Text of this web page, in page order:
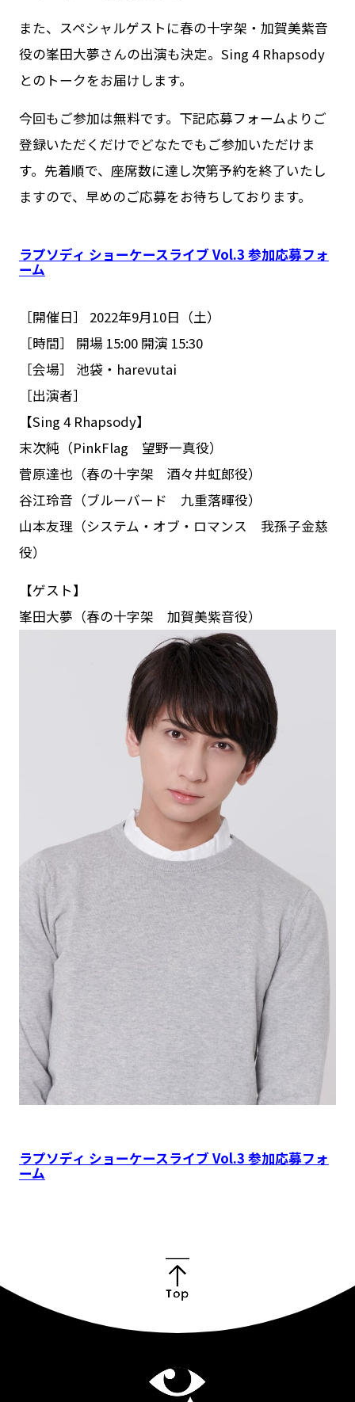
また、スペシャルゲストに春の十字架・加賀美紫音
役の峯田大夢さんの出演も決定。Sing 4 Rhapsody
とのトークをお届けします。
今回もご参加は無料です。下記応募フォームよりご
登録いただくだけでどなたでもご参加いただけま
す。先着順で、座席数に達し次第予約を終了いたし
ますので、早めのご応募をお待ちしております。
ラプソディ ショーケースライブ Vol.3 参加応募フォ
ーム
［開催日］ 2022年9月10日（土）
［時間］ 開場 15:00 開演 15:30
［会場］ 池袋・harevutai
［出演者］
【Sing 4 Rhapsody】
末次純（PinkFlag 望野一真役）
菅原達也（春の十字架 酒々井虹郎役）
谷江玲音（ブルーバード 九重落暉役）
山本友理（システム・オブ・ロマンス 我孫子金慈
役）
【ゲスト】
峯田大夢（春の十字架 加賀美紫音役）
ラプソディ ショーケースライブ Vol.3 参加応募フォ
ーム